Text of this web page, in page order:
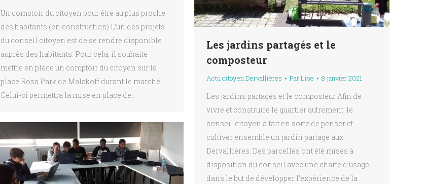
Un comptoir du citoyen pour être au plus proche
des habitants (en construction) L’un des projets
du conseil citoyen est de se rendre disponible
auprès des habitants. Pour cela, il souhaite
mettre en place un comptoir du citoyen sur la
place Rosa Park de Malakoff durant le marché.
Celui-ci permettra la mise en place de…
Les jardins partagés et le
composteur
Actu citoyen Dervallières ParLise 8 janvier 2021
Les jardins partagés et le composteur Afin de
vivre et construire le quartier autrement, le
conseil citoyen a fait en sorte de penser et
cultiver ensemble un jardin partagé aux
Dervallières. Des parcelles ont été mises à
disposition du conseil avec une charte d’usage
dans le but de développer l’expérience de la